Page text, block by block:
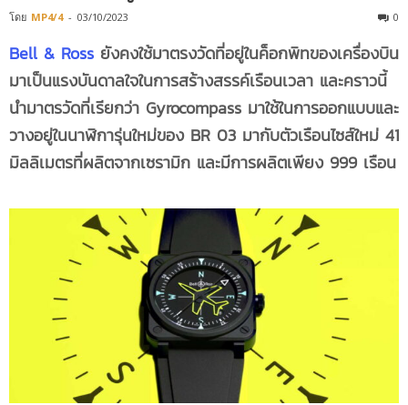
โดย MP4/4 - 03/10/2023 0
Bell & Ross ยังคงใช้มาตรงวัดที่อยู่ในค็อกพิทของเครื่องบิน
มาเป็นแรงบันดาลใจในการสร้างสรรค์เรือนเวลา และคราวนี้
นำมาตรวัดที่เรียกว่า Gyrocompass มาใช้ในการออกแบบและ
วางอยู่ในนาฬิการุ่นใหม่ของ BR 03 มากับตัวเรือนไซส์ใหม่ 41
มิลลิเมตรที่ผลิตจากเซรามิก และมีการผลิตเพียง 999 เรือน